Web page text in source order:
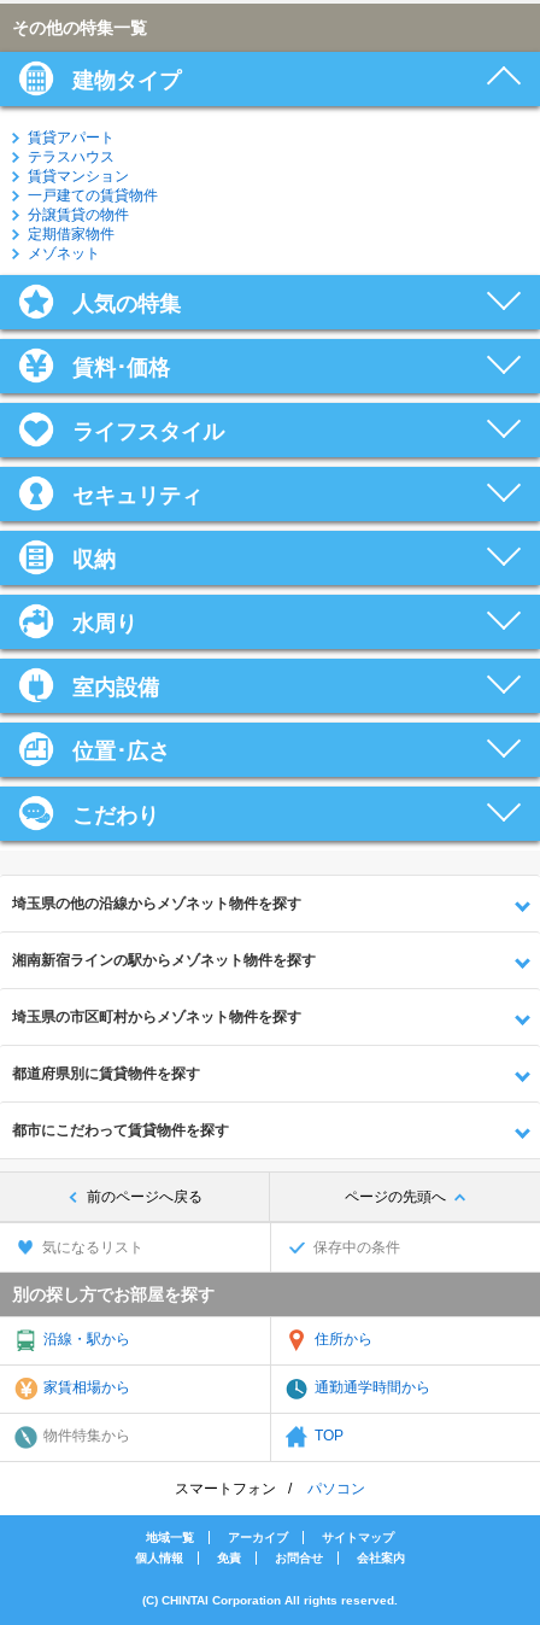
その他の特集一覧
建物タイプ
賃貸アパート
テラスハウス
賃貸マンション
一戸建ての賃貸物件
分譲賃貸の物件
定期借家物件
メゾネット
人気の特集
賃料･価格
ライフスタイル
セキュリティ
収納
水周り
室内設備
位置･広さ
こだわり
埼玉県の他の沿線からメゾネット物件を探す
湘南新宿ラインの駅からメゾネット物件を探す
埼玉県の市区町村からメゾネット物件を探す
都道府県別に賃貸物件を探す
都市にこだわって賃貸物件を探す
前のページへ戻る ページの先頭へ
気になるリスト 保存中の条件
別の探し方でお部屋を探す
沿線・駅から 住所から
家賃相場から 通勤通学時間から
物件特集から TOP
スマートフォン パソコン
地域一覧 アーカイブ
サイトマップ
個人情報
免責 お問合せ 会社案内
(C) CHINTAI Corporation All rights reserved.